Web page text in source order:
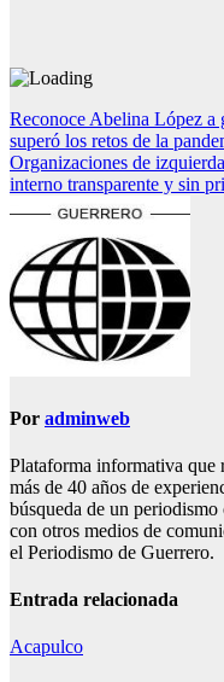
Navegación
de
entradas
Reconoce Abelina López a
superó los retos de la
Organizaciones de
interno transparente y sin
Por adminweb
Plataforma informativa que
más de 40 años de
búsqueda de un
con otros medios de
el Periodismo de Guerrero.
Entrada relacionada
Acapulco